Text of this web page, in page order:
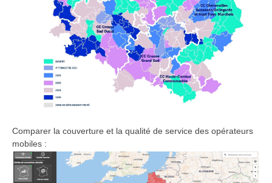
Comparer la couverture et la qualité de service des opérateurs
mobiles :